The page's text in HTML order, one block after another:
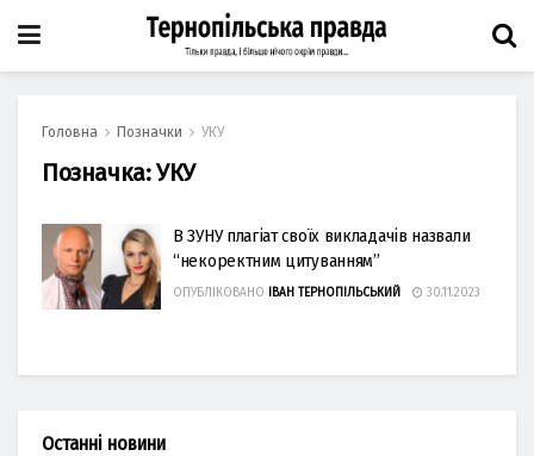
Головна Позначки УКУ
Позначка:УКУ
В ЗУНУ плагіат своїх викладачів назвали
“некоректним цитуванням”
ОПУБЛІКОВАНО ІВАН ТЕРНОПІЛЬСЬКИЙ 30.11.2023
Останні новини